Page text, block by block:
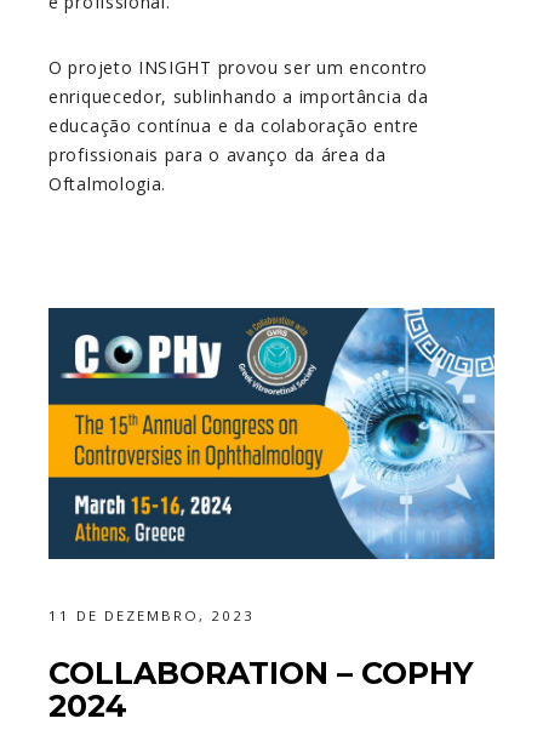
O projeto INSIGHT provou ser um encontro
enriquecedor, sublinhando a importância da
educação contínua e da colaboração entre
profissionais para o avanço da área da
Oftalmologia.
11 DE DEZEMBRO, 2023
COLLABORATION – COPHY
2024